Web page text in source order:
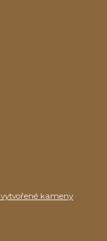
kameny